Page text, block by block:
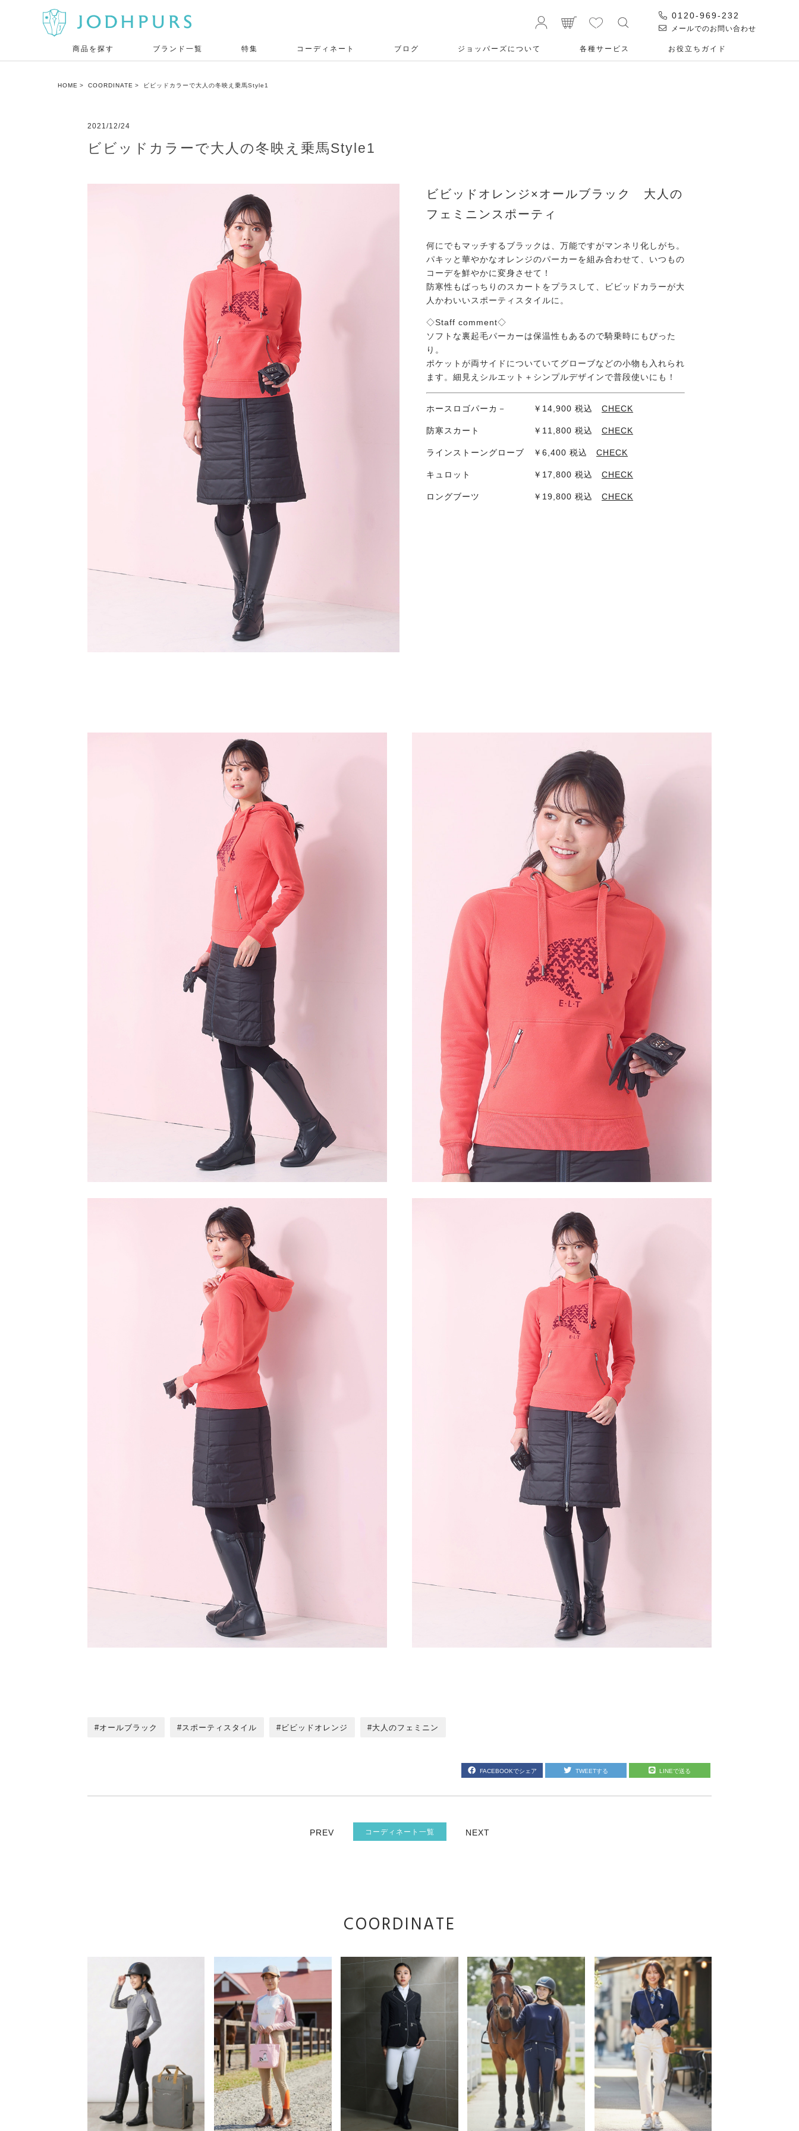
0120-969-232
メールでのお問い合わせ
商品を探す ブランド一覧 特集 コーディネート ブログ ジョッパーズについて 各種サービス お役⽴ちガイド
HOME COORDINATE ビビッドカラーで大人の冬映え乗馬Style1
2021/12/24
ビビッドカラーで大人の冬映え乗馬Style1
ビビッドオレンジ×オールブラック 大人の
フェミニンスポーティ
何にでもマッチするブラックは、万能ですがマンネリ化しがち。
パキッと華やかなオレンジのパーカーを組み合わせて、いつもの
コーデを鮮やかに変身させて！
防寒性もばっちりのスカートをプラスして、ビビッドカラーが大
人かわいいスポーティスタイルに。
◇Staff comment◇
ソフトな裏起毛パーカーは保温性もあるので騎乗時にもぴった
り。
ポケットが両サイドについていてグローブなどの小物も入れられ
ます。細見えシルエット＋シンプルデザインで普段使いにも！
ホースロゴパーカ－ ￥14,900 税込 CHECK
防寒スカート ￥11,800 税込 CHECK
ラインストーングローブ ￥6,400 税込 CHECK
キュロット ￥17,800 税込 CHECK
ロングブーツ ￥19,800 税込 CHECK
オールブラック スポーティスタイル ビビッドオレンジ 大人のフェミニン
FACEBOOKでシェア TWEETする LINEで送る
PREV コーディネート一覧 NEXT
COORDINATE